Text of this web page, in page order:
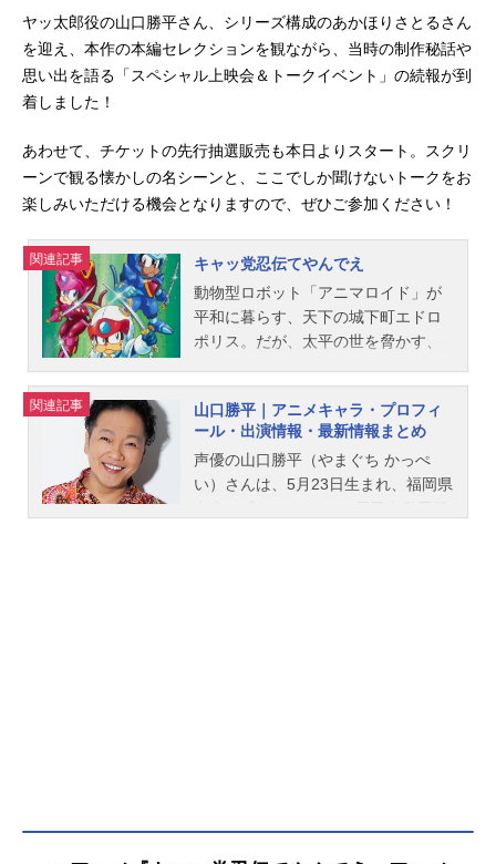
ヤッ太郎役の山口勝平さん、シリーズ構成のあかほりさとるさん
を迎え、本作の本編セレクションを観ながら、当時の制作秘話や
思い出を語る「スペシャル上映会＆トークイベント」の続報が到
着しました！
あわせて、チケットの先行抽選販売も本日よりスタート。スクリ
ーンで観る懐かしの名シーンと、ここでしか聞けないトークをお
楽しみいただける機会となりますので、ぜひご参加ください！
関連記事
キャッ党忍伝てやんでえ
動物型ロボット「アニマロイド」が
平和に暮らす、天下の城下町エドロ
ポリス。だが、太平の世を脅かす、
ラ丸率いるカラカラ一族が活動を開
始した。その動きを察知した大目付
の犬山ワンコー守は、ヤッ太郎、ス
カシー、プルルンたち正義のネコ忍
者チーム秘密忍者隊ニャンキーに出
今日も戦いを挑むのだった。作品名
関連記事
山口勝平｜アニメキャラ・プロフィ
ール・出演情報・最新情報まとめ
声優の山口勝平（やまぐち かっぺ
い）さんは、5月23日生まれ、福岡県